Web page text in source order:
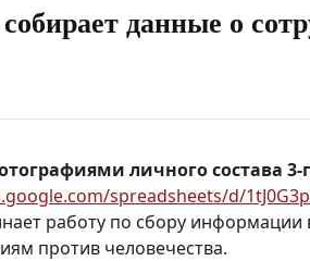
данные о
личного состава
spreadsheets/d/
работу по сбору
против человечества.